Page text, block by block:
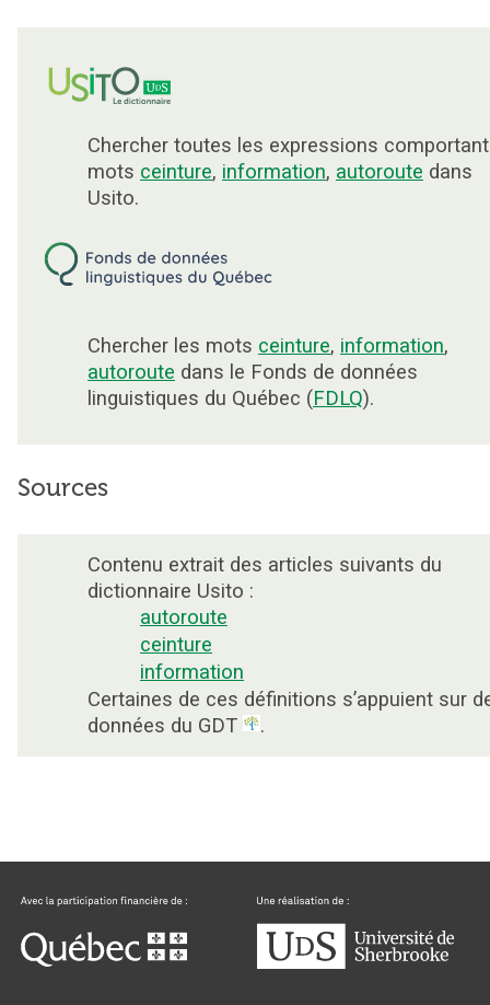
Chercher toutes les expressions
mots ceinture, information, autoroute dans
Usito.
Chercher les mots ceinture, information,
autoroute dans le Fonds de données
linguistiques du Québec (FDLQ).
Sources
Contenu extrait des articles suivants du
dictionnaire Usito :
autoroute
ceinture
information
Certaines de ces définitions s’appuient sur
données du GDT
.